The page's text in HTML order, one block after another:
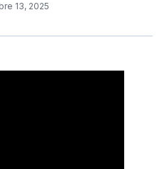
13, 2025